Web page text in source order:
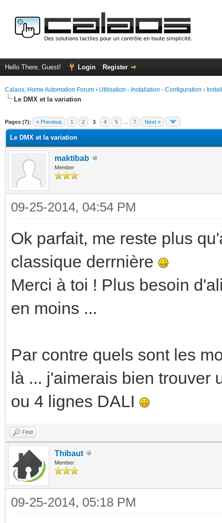
Hello There, Guest! Login Register
Calaos, Home Automation Forum › Utilisation - Installation - Configuration ›
Le DMX et la variation
Pages (7): « Previous 1 2 3 4 5 7 Next »
Le DMX et la variation
maktibab
Member
09-25-2014, 04:54 PM
Ok parfait, me reste plus
classique derrnière
Merci à toi ! Plus besoin
en moins ...
Par contre quels sont les
là ... j'aimerais bien trouver
ou 4 lignes DALI
Find
Thibaut
Member
09-25-2014, 05:18 PM